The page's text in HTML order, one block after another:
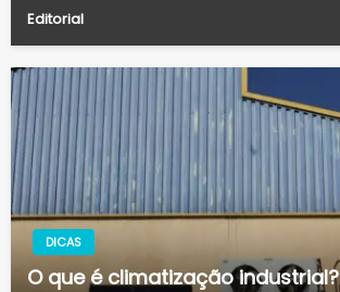
Editorial
DICAS
O que é climatização industrial?